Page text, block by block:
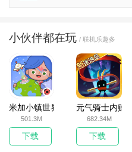
小伙伴都在玩 / 联机乐趣多
米加小镇世界2025官方版
501.3M
下载
元气骑士内购
682.34M
下载